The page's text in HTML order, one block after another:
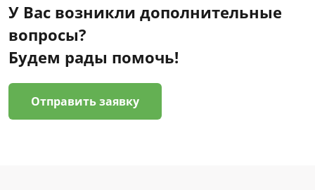
У Вас возникли дополнительные
вопросы?
Будем рады помочь!
Отправить заявку